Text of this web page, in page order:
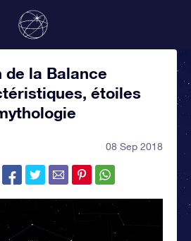
la Balance
étoiles
08 Sep 2018